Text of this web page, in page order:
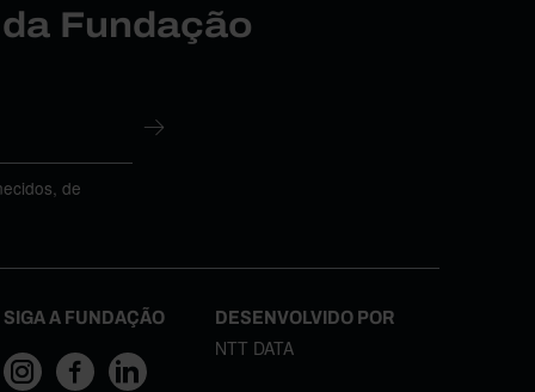
Fundação
de
SIGA A FUNDAÇÃO DESENVOLVIDO POR
NTT DATA